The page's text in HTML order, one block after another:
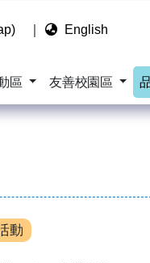
English
區 友善校園區
動